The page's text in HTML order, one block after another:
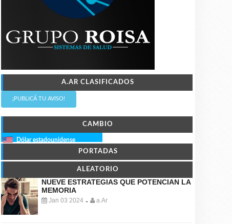
A.AR CLASIFICADOS
¡PUBLICÁ TU AVISO!
CAMBIO
Dólar estadounidense
PORTADAS
ALEATORIO
NUEVE ESTRATEGIAS QUE POTENCIAN LA
MEMORIA
Jan 03 2024 - a.Ar